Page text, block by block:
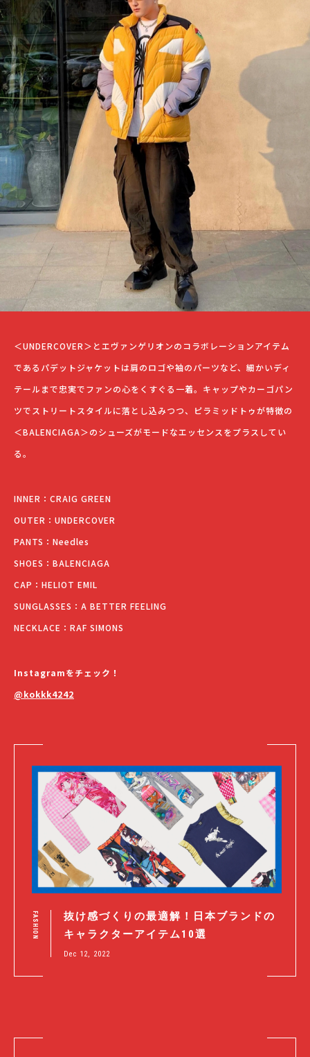
＜UNDERCOVER＞とエヴァンゲリオンのコラボレーションアイテム
であるパデットジャケットは肩のロゴや袖のパーツなど、細かいディ
テールまで忠実でファンの心をくすぐる一着。キャップやカーゴパン
ツでストリートスタイルに落とし込みつつ、ピラミッドトゥが特徴の
＜BALENCIAGA＞のシューズがモードなエッセンスをプラスしてい
る。
INNER：CRAIG GREEN
OUTER：UNDERCOVER
PANTS：Needles
SHOES：BALENCIAGA
CAP：HELIOT EMIL
SUNGLASSES：A BETTER FEELING
NECKLACE：RAF SIMONS
Instagramをチェック！
@kokkk4242
FASHION
抜け感づくりの最適解！日本ブランドの
キャラクターアイテム10選
Dec 12, 2022